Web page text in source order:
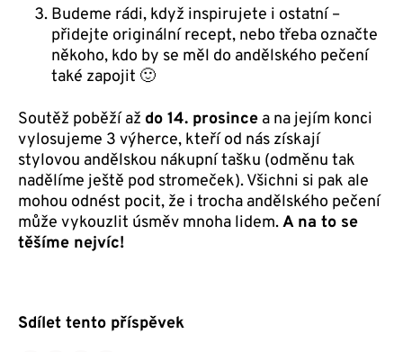
Budeme rádi, když inspirujete i ostatní –
přidejte originální recept, nebo třeba označte
někoho, kdo by se měl do andělského pečení
také zapojit 🙂
Soutěž poběží až do 14. prosince a na jejím konci
vylosujeme 3 výherce, kteří od nás získají
stylovou andělskou nákupní tašku (odměnu tak
nadělíme ještě pod stromeček). Všichni si pak ale
mohou odnést pocit, že i trocha andělského pečení
může vykouzlit úsměv mnoha lidem.A na to se
těšíme nejvíc!
Sdílet tento příspěvek